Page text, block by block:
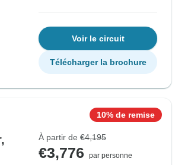
Voir le circuit
Télécharger la brochure
10% de remise
À partir de €4,195
€3,776 par personne